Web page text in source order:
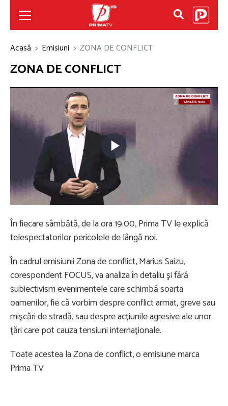
Acasă Emisiuni ZONA DE CONFLICT
ZONA DE CONFLICT
Play
Video
În fiecare sâmbătă, de la ora 19.00, Prima TV le explică
telespectatorilor pericolele de lângă noi.
În cadrul emisiunii Zona de conflict, Marius Saizu,
corespondent FOCUS, va analiza în detaliu şi fără
subiectivism evenimentele care schimbă soarta
oamenilor, fie că vorbim despre conflict armat, greve sau
mişcări de stradă, sau despre acţiunile agresive ale unor
ţări care pot cauza tensiuni internaţionale.
Toate acestea la Zona de conflict, o emisiune marca
Prima TV